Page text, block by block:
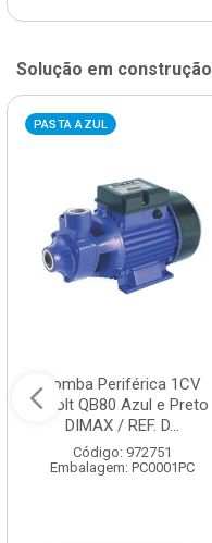
Solução em construção
PASTA AZUL
Bomba Periférica 1CV
Bivolt QB80 Azul e Preto
DIMAX / REF. D...
Código: 972751
Embalagem: PC0001PC